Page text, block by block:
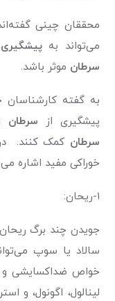
محققان چینی
می‌تواند بهپیشگیری
سرطان موثر باشد.
به گفته کار‌شناسان
پیشگیری از سرطان
سرطان کمک کنند.
خوراکی مفید اشاره
۱-ریحان:
جویدن چند برگ
سالاد یا سوپ
خواص ضداکسایشی و
لینالول، اگونول، و